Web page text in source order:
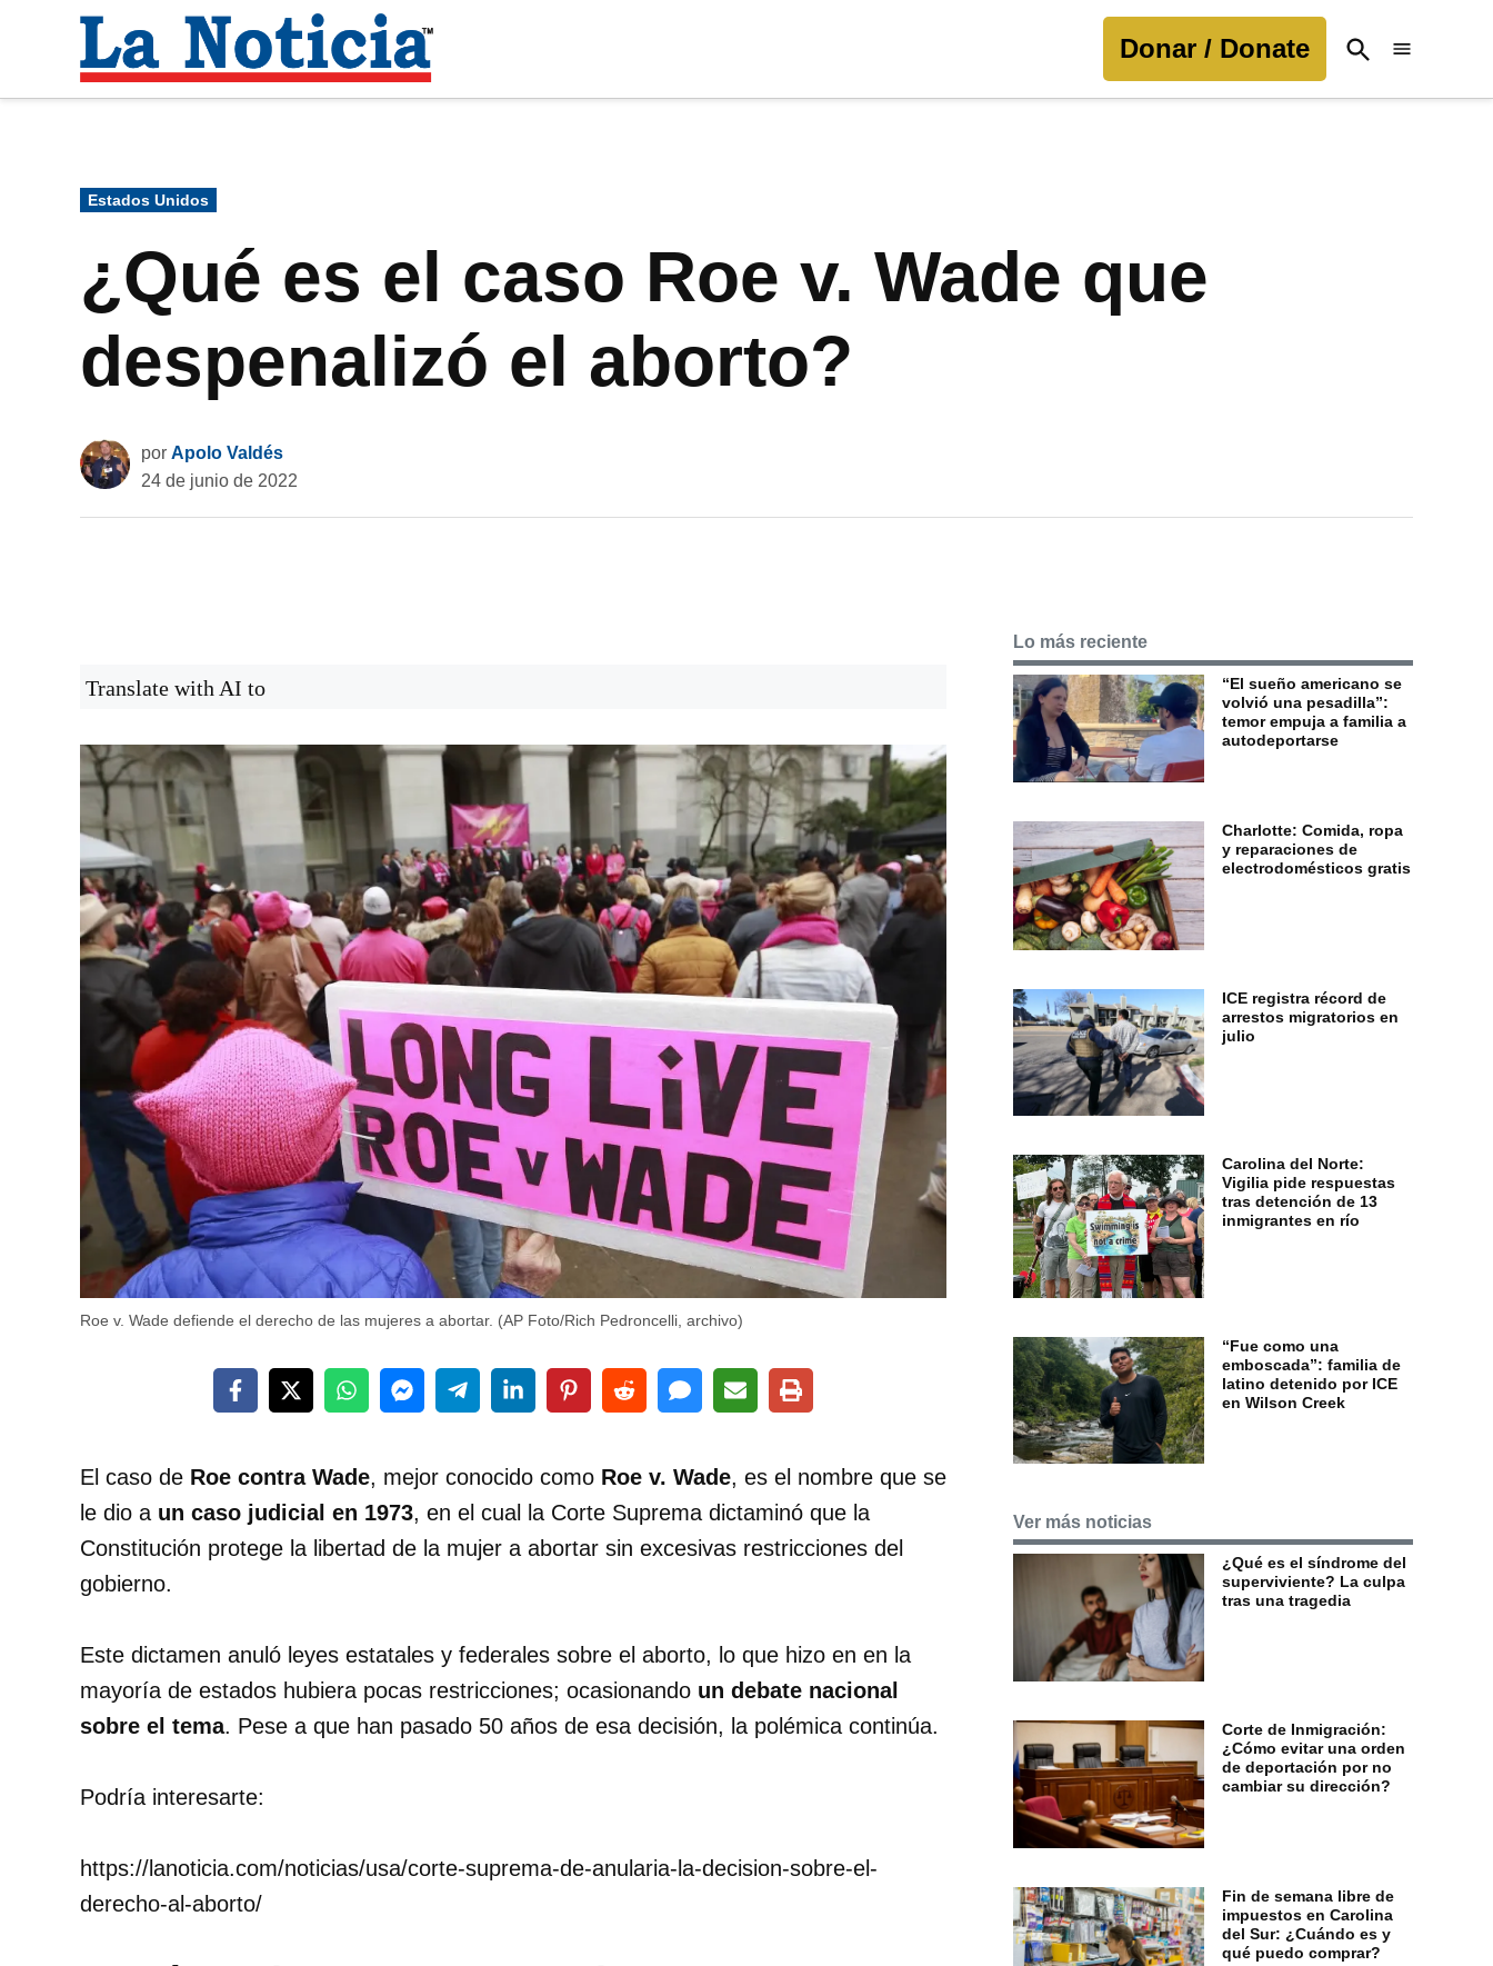
contenido
Noticia
Donar / Donate
Open
Search
Publicado
en
Estados Unidos
¿Qué es el caso Roe v. Wade que
despenalizó el aborto?
por Apolo Valdés
24 de junio de 2022
Translate with AI to
Roe v. Wade defiende el derecho de las mujeres a abortar. (AP Foto/Rich Pedroncelli, archivo)
El caso de Roe contra Wade, mejor conocido como Roe v. Wade, es el nombre que se
le dio aun caso judicial en 1973, en el cual la Corte Suprema dictaminó que la
Constitución protege la libertad de la mujer a abortar sin excesivas restricciones del
gobierno.
Este dictamen anuló leyes estatales y federales sobre el aborto, lo que hizo en en la
mayoría de estados hubiera pocas restricciones; ocasionando un debate nacional
sobre el tema. Pese a que han pasado 50 años de esa decisión, la polémica continúa.
Podría interesarte:
https://lanoticia.com/noticias/usa/corte-suprema-de-anularia-la-decision-sobre-el-
derecho-al-aborto/
Lo más reciente
“El sueño americano se
volvió una pesadilla”:
temor empuja a familia a
autodeportarse
Charlotte: Comida, ropa
y reparaciones de
electrodomésticos gratis
ICE registra récord de
arrestos migratorios en
julio
Carolina del Norte:
Vigilia pide respuestas
tras detención de 13
inmigrantes en río
“Fue como una
emboscada”: familia de
latino detenido por ICE
en Wilson Creek
Ver más noticias
¿Qué es el síndrome del
superviviente? La culpa
tras una tragedia
Corte de Inmigración:
¿Cómo evitar una orden
de deportación por no
cambiar su dirección?
Fin de semana libre de
impuestos en Carolina
del Sur: ¿Cuándo es y
qué puedo comprar?